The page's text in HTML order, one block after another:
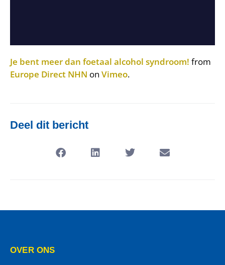
Je bent meer dan foetaal alcohol syndroom! from
Europe Direct NHN on Vimeo.
Deel dit bericht
OVER ONS